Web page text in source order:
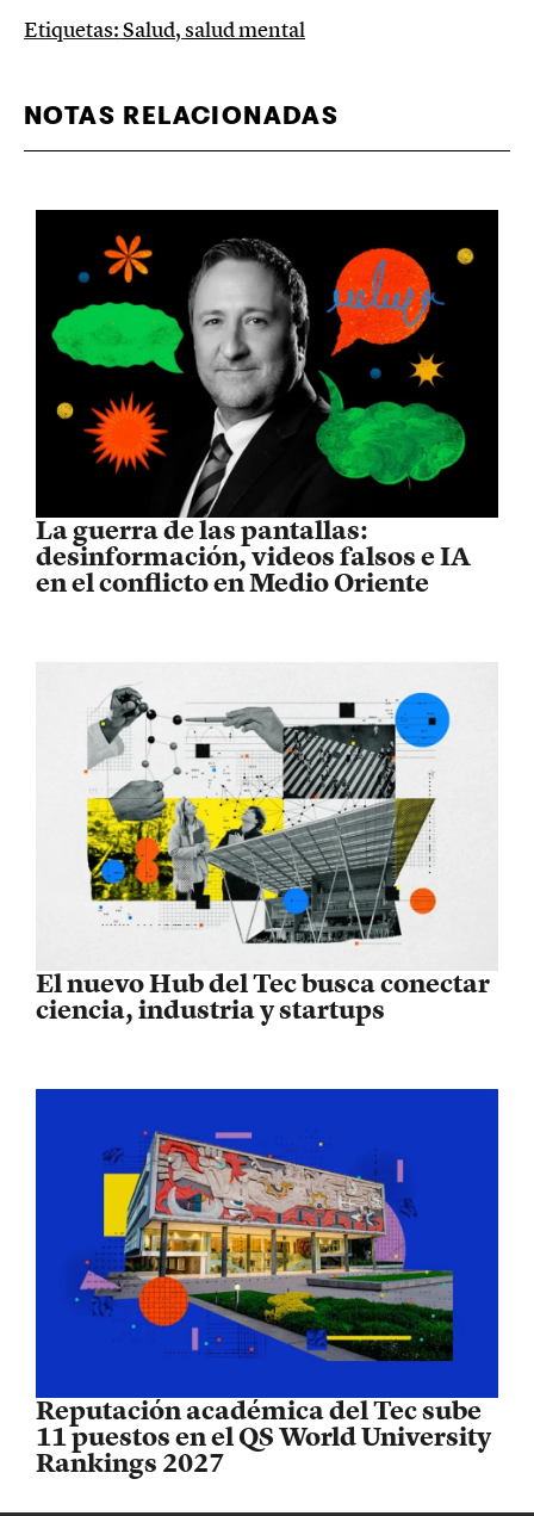
Etiquetas:Salud,salud mental
NOTAS RELACIONADAS
La guerra de las pantallas:
desinformación, videos falsos e IA
en el conflicto en Medio Oriente
El nuevo Hub del Tec busca conectar
ciencia, industria y startups
Reputación académica del Tec sube
11 puestos en el QS World University
Rankings 2027